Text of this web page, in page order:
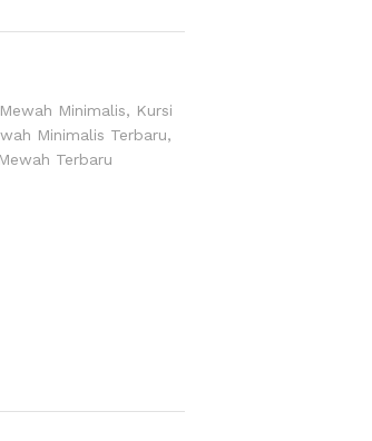
Minimalis, Kursi
Minimalis Terbaru,
Terbaru